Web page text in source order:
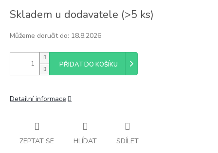
cena:
Skladem u dodavatele (>5 ks)
Můžeme doručit do: 18.8.2026
PŘIDAT DO KOŠÍKU
Detailní informace
ZEPTAT SE HLÍDAT SDÍLET